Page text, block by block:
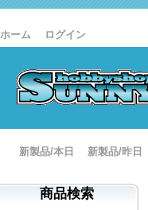
ホーム ログイン
新製品/本日 新製品/昨日
商品検索